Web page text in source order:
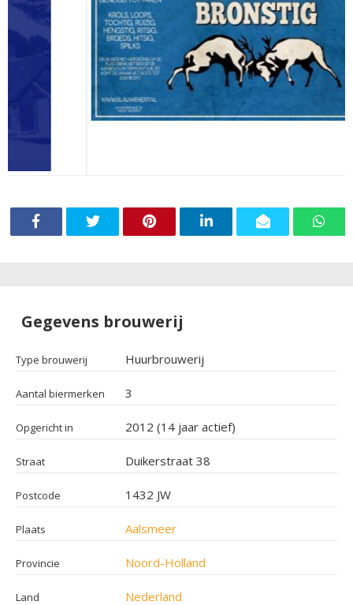
Gegevens brouwerij
Type brouwerij Huurbrouwerij
Aantal biermerken 3
Opgericht in 2012 (14 jaar actief)
Straat Duikerstraat 38
Postcode 1432 JW
Plaats Aalsmeer
Provincie Noord-Holland
Land Nederland